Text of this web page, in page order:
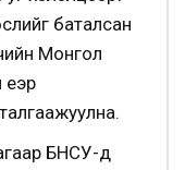
баталсан
Монгол
БНСУ-д